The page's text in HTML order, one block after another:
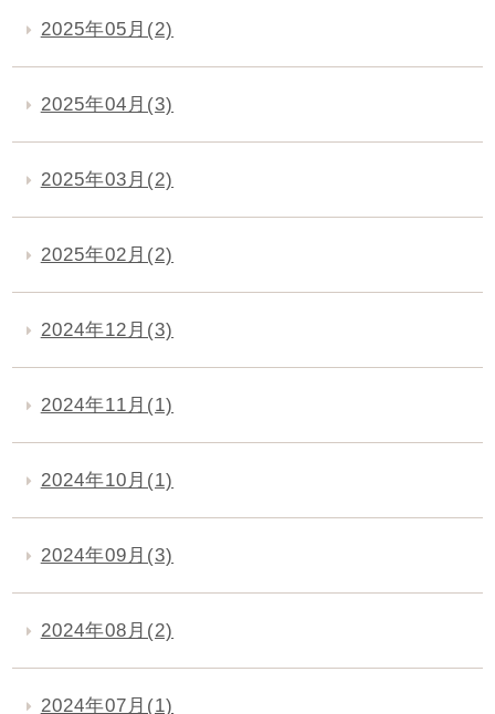
2025年05月(2)
2025年04月(3)
2025年03月(2)
2025年02月(2)
2024年12月(3)
2024年11月(1)
2024年10月(1)
2024年09月(3)
2024年08月(2)
2024年07月(1)